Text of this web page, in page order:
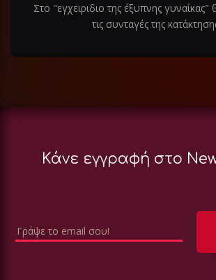
Στο "εγχειριδιο της έξυπνης γυναίκας"
τις συνταγές της
Κάνε εγγραφή στο